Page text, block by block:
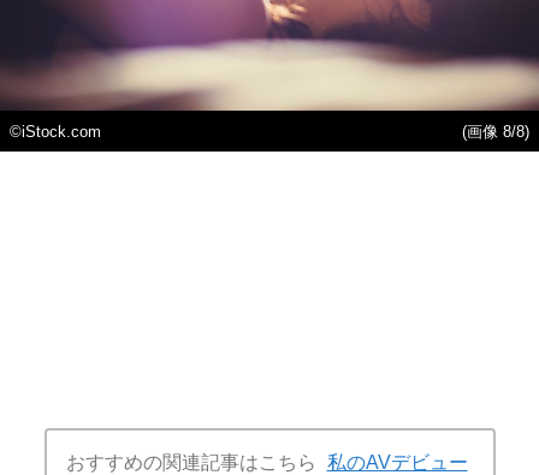
©iStock.com (画像 8/8)
おすすめの関連記事はこちら
私のAVデビュー